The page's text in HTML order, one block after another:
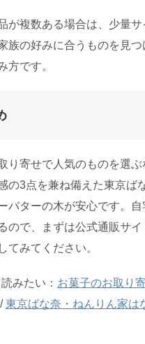
が複数ある場合は、少量
族の好みに合うものを見
方です。
り寄せで人気のものを選ぶ
の3点を兼ね備えた東京ば
バターの木が安心です。
ので、まずは公式通販サ
てみてください。
みたい： お菓子のお取り
/東京ばな奈・ねんりん家は